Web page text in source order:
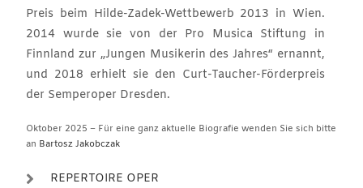
Preis beim Hilde-Zadek-Wettbewerb 2013 in Wien.
2014 wurde sie von der Pro Musica Stiftung in
Finnland zur „Jungen Musikerin des Jahres“ ernannt,
und 2018 erhielt sie den Curt-Taucher-Förderpreis
der Semperoper Dresden.
Oktober 2025 – Für eine ganz aktuelle Biografie wenden Sie sich bitte
an Bartosz Jakobczak
REPERTOIRE OPER